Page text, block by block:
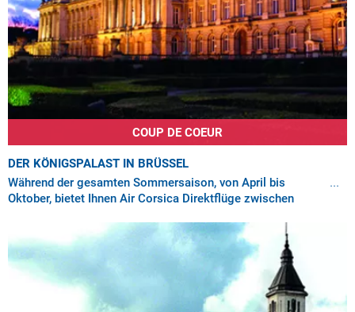
COUP DE COEUR
DER KÖNIGSPALAST IN BRÜSSEL
Während der gesamten Sommersaison, von April bis
Oktober, bietet Ihnen Air Corsica Direktflüge zwischen